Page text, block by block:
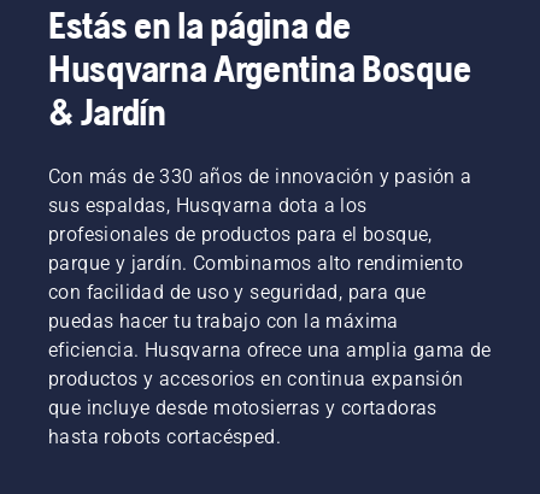
adicionales, como barras de tala, cuñas, ganchos
para troncos y alicates de elevación, ayudan a
mejorar mando a la hora de talar árboles y
manipular madera pesada. Los prácticos
accesorios, como cinturones forestales y
más eficiente y organizado el trabajo en el
bosque.
Estás en la página de
Husqvarna Argentina Bosque
& Jardín
Con más de 330 años de innovación y pasión a
sus espaldas, Husqvarna dota a los
profesionales de productos para el bosque,
parque y jardín. Combinamos alto rendimiento
con facilidad de uso y seguridad, para que
puedas hacer tu trabajo con la máxima
eficiencia. Husqvarna ofrece una amplia gama de
productos y accesorios en continua expansión
que incluye desde motosierras y cortadoras
hasta robots cortacésped.